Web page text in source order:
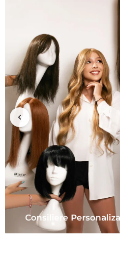
Consiliere